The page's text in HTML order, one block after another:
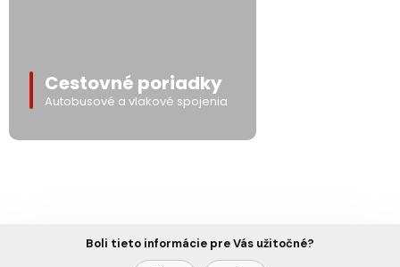
Cestovné poriadky
Autobusové a vlakové spojenia
Boli tieto informácie pre Vás užitočné?